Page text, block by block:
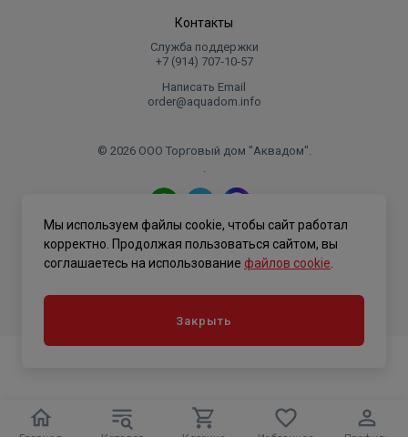
Контакты
Служба поддержки
+7 (914) 707‑10‑57
Написать Email
order@aquadom.info
© 2026 ООО Торговый дом "Аквадом".
.
Политика конфиденциальности
Мы используем файлы cookie, чтобы сайт работал
корректно. Продолжая пользоваться сайтом, вы
соглашаетесь на использование файлов cookie
Закрыть